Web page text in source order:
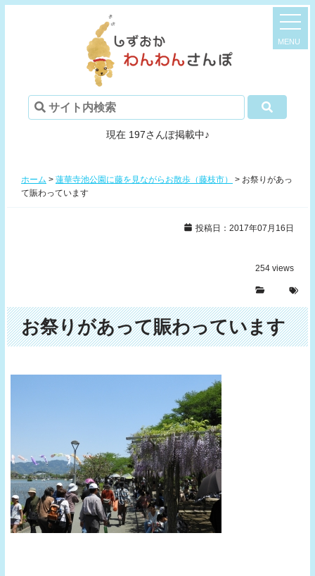
現在 197さんぽ掲載中♪
ホーム > 蓮華寺池公園に藤を見ながらお散歩（藤枝市） > お祭りがあっ
て賑わっています
投稿日：2017年07月16日
254 views
お祭りがあって賑わっています